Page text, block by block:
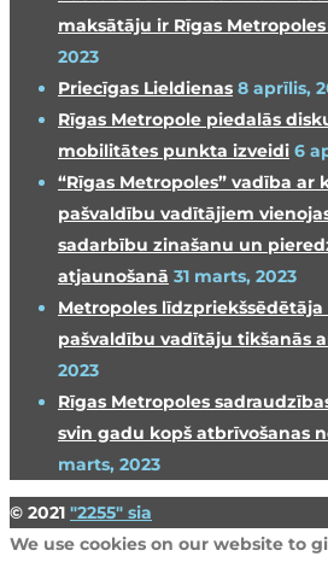
maksātāju ir Rīgas
2023
Priecīgas Lieldienas 8 aprīlis,
Rīgas Metropole piedalās
mobilitātes punkta izveidi 6
“Rīgas Metropoles” vadība ar
pašvaldību vadītājiem
sadarbību zinašanu un
atjaunošanā 31 marts, 2023
Metropoles
pašvaldību vadītāju tikšanās
2023
Rīgas Metropoles
svin gadu kopš atbrīvošanas
marts, 2023
© 2021 "2255" sia
We use cookies on our website to